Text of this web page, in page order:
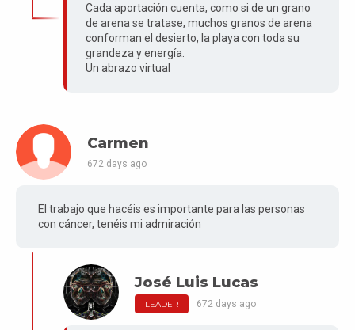
Cada aportación cuenta, como si de un grano
de arena se tratase, muchos granos de arena
conforman el desierto, la playa con toda su
grandeza y energía.
Un abrazo virtual
Carmen
672 days ago
El trabajo que hacéis es importante para las personas
con cáncer, tenéis mi admiración
José Luis Lucas
LEADER 672 days ago